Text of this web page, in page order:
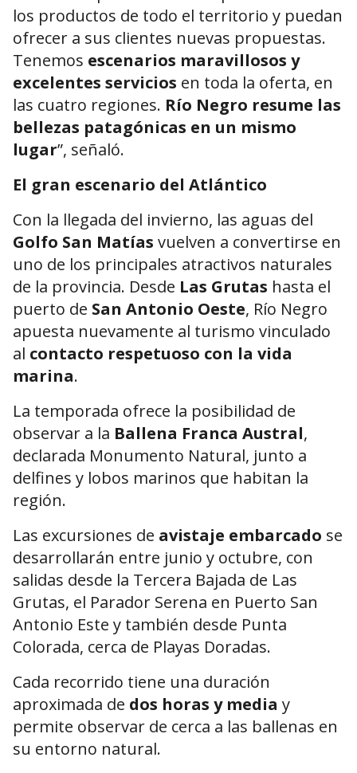
los productos de todo el territorio y puedan
ofrecer a sus clientes nuevas propuestas.
Tenemos escenarios maravillosos y
excelentes servicios en toda la oferta, en
las cuatro regiones. Río Negro resume las
bellezas patagónicas en un mismo
lugar”, señaló.
El gran escenario del Atlántico
Con la llegada del invierno, las aguas del
Golfo San Matías vuelven a convertirse en
uno de los principales atractivos naturales
de la provincia. Desde Las Grutas hasta el
puerto de San Antonio Oeste, Río Negro
apuesta nuevamente al turismo vinculado
al contacto respetuoso con la vida
marina.
La temporada ofrece la posibilidad de
observar a la Ballena Franca Austral,
declarada Monumento Natural, junto a
delfines y lobos marinos que habitan la
región.
Las excursiones de avistaje embarcado se
desarrollarán entre junio y octubre, con
salidas desde la Tercera Bajada de Las
Grutas, el Parador Serena en Puerto San
Antonio Este y también desde Punta
Colorada, cerca de Playas Doradas.
Cada recorrido tiene una duración
aproximada de dos horas y media y
permite observar de cerca a las ballenas en
su entorno natural.